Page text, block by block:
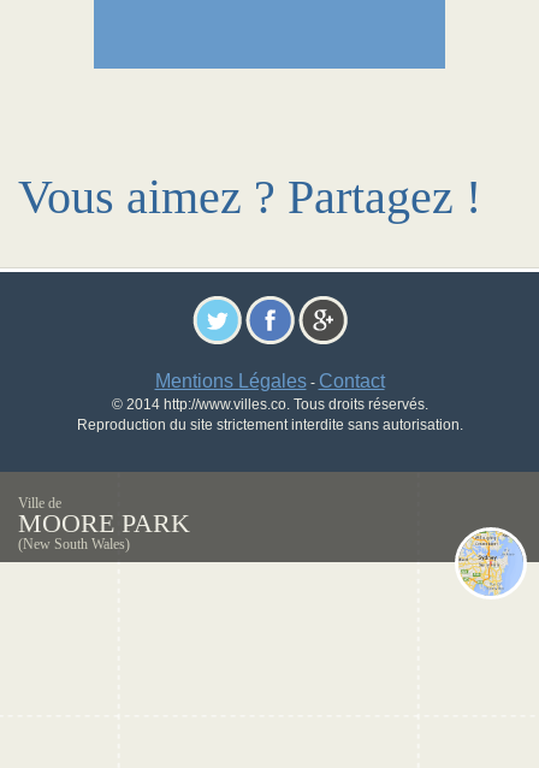
Vous aimez ? Partagez !
Mentions Légales- Contact
© 2014 http://www.villes.co. Tous droits réservés.
Reproduction du site strictement interdite sans autorisation.
Ville de
MOORE PARK
(New South Wales)